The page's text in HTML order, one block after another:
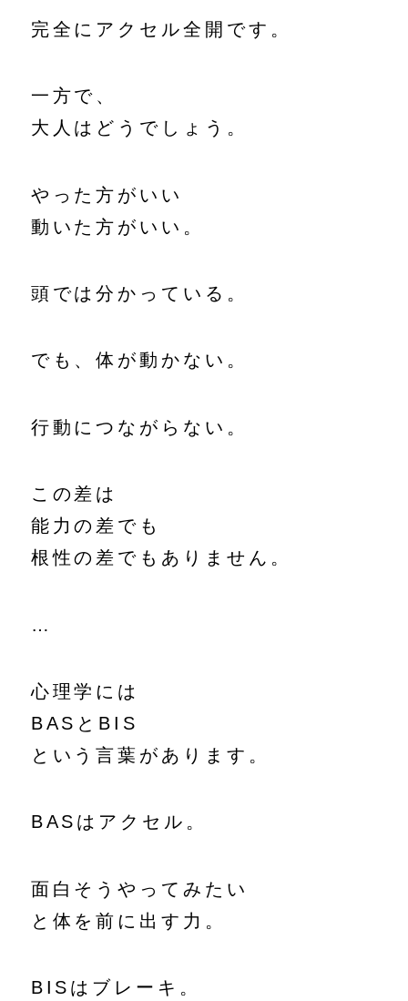
完全にアクセル全開です。
一方で、
大人はどうでしょう。
やった方がいい
動いた方がいい。
頭では分かっている。
でも、体が動かない。
行動につながらない。
この差は
能力の差でも
根性の差でもありません。
…
心理学には
BASとBIS
という言葉があります。
BASはアクセル。
面白そうやってみたい
と体を前に出す力。
BISはブレーキ。